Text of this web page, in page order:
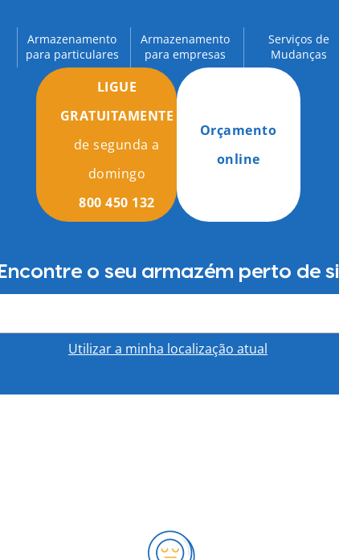
Armazenamento
para particulares
Armazenamento
para empresas
Serviços de
Mudanças
LIGUE
GRATUITAMENTE
de segunda a
domingo
800 450 132
Orçamento
online
Encontre o seu armazém perto de si
Utilizar a minha localização atual